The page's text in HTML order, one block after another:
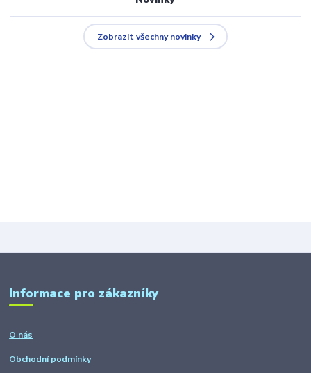
Zobrazit všechny novinky
Informace pro zákazníky
O nás
Obchodní podmínky